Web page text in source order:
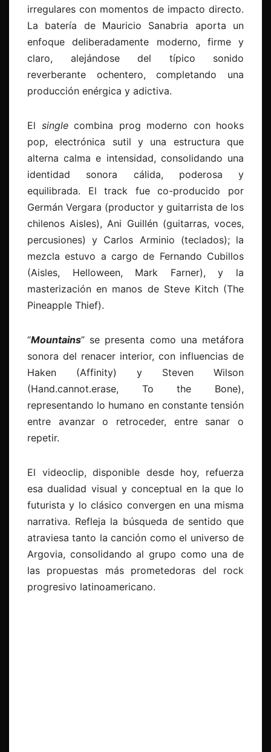
irregulares con momentos de impacto directo.
La batería de Mauricio Sanabria aporta un
enfoque deliberadamente moderno, firme y
claro, alejándose del típico sonido
reverberante ochentero, completando una
producción enérgica y adictiva.
El singlecombina prog moderno con hooks
pop, electrónica sutil y una estructura que
alterna calma e intensidad, consolidando una
identidad sonora cálida, poderosa y
equilibrada. El track fue co-producido por
Germán Vergara (productor y guitarrista de los
chilenos Aisles), Ani Guillén (guitarras, voces,
percusiones) y Carlos Arminio (teclados); la
mezcla estuvo a cargo de Fernando Cubillos
(Aisles, Helloween, Mark Farner), y la
masterización en manos de Steve Kitch (The
Pineapple Thief).
“Mountains” se presenta como una metáfora
sonora del renacer interior, con influencias de
Haken (Affinity) y Steven Wilson
(Hand.cannot.erase, To the Bone),
representando lo humano en constante tensión
entre avanzar o retroceder, entre sanar o
repetir.
El videoclip, disponible desde hoy, refuerza
esa dualidad visual y conceptual en la que lo
futurista y lo clásico convergen en una misma
narrativa. Refleja la búsqueda de sentido que
atraviesa tanto la canción como el universo de
Argovia, consolidando al grupo como una de
las propuestas más prometedoras del rock
progresivo latinoamericano.